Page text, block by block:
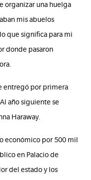
organizar una huelga
mis abuelos
que significa para mi
donde pasaron
entregó por primera
año siguiente se
Haraway.
económico por 500 mil
en Palacio de
del estado y los